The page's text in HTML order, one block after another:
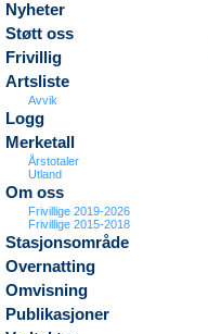
Nyheter
Støtt oss
Frivillig
Artsliste
Avvik
Logg
Merketall
Årstotaler
Utland
Om oss
Frivillige 2019-2026
Frivillige 2015-2018
Stasjonsområde
Overnatting
Omvisning
Publikasjoner